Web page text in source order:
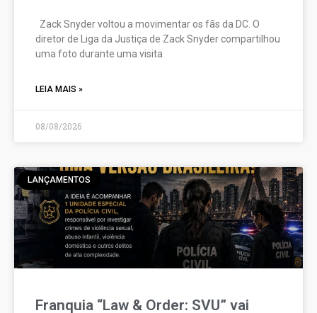
Zack Snyder voltou a movimentar os fãs da DC. O
diretor de Liga da Justiça de Zack Snyder compartilhou
uma foto durante uma visita
LEIA MAIS »
08/08/2026
LANÇAMENTOS
Franquia “Law & Order: SVU” vai